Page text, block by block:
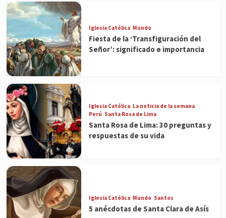
Iglesia Católica Mundo
Fiesta de la ‘Transfiguración del
Señor’: significado e importancia
Iglesia Católica La noticia de la semana
Perú Santa Rosa de Lima
Santa Rosa de Lima: 30 preguntas y
respuestas de su vida
Iglesia Católica Mundo Santos
5 anécdotas de Santa Clara de Asís